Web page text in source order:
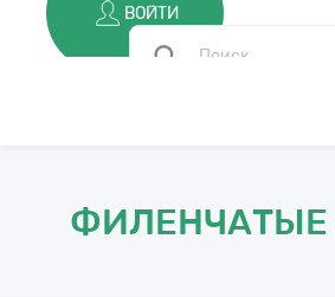
ВОЙТИ
ФИЛЕНЧАТЫЕ